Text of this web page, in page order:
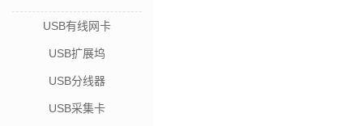
USB有线网卡
USB扩展坞
USB分线器
USB采集卡